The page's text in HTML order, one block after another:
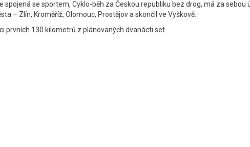
se sportem, Cyklo-běh za Českou republiku bez drog, má za
– Zlín, Kroměříž, Olomouc, Prostějov a skončil ve Vyškově.
prvních 130 kilometrů z plánovaných dvanácti set.